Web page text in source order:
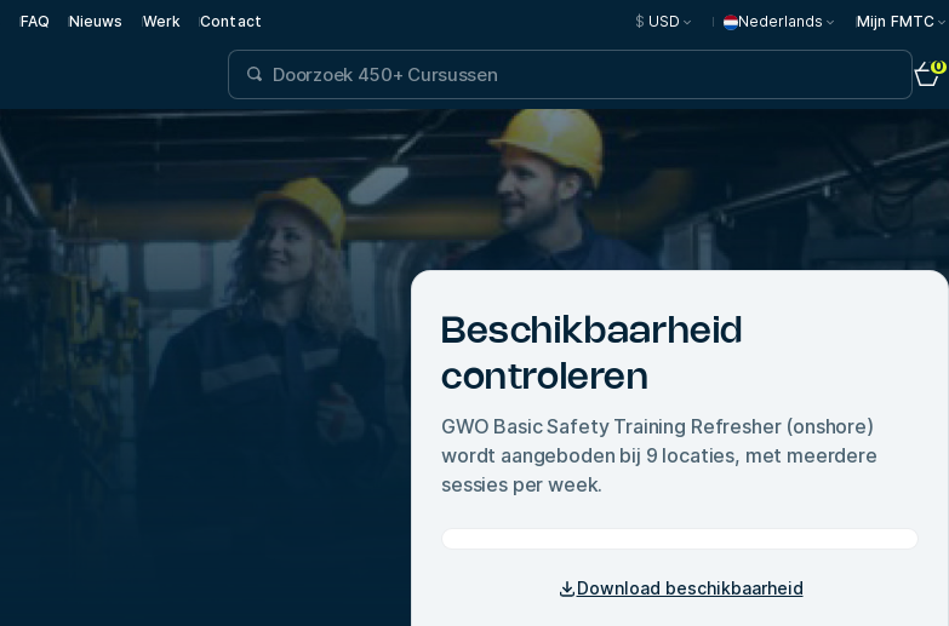
FAQ Nieuws Werk Contact $ USD Nederlands Mijn FMTC
0
Beschikbaarheid
controleren
GWO Basic Safety Training Refresher (onshore)
wordt aangeboden bij 9 locaties, met meerdere
sessies per week.
Download beschikbaarheid